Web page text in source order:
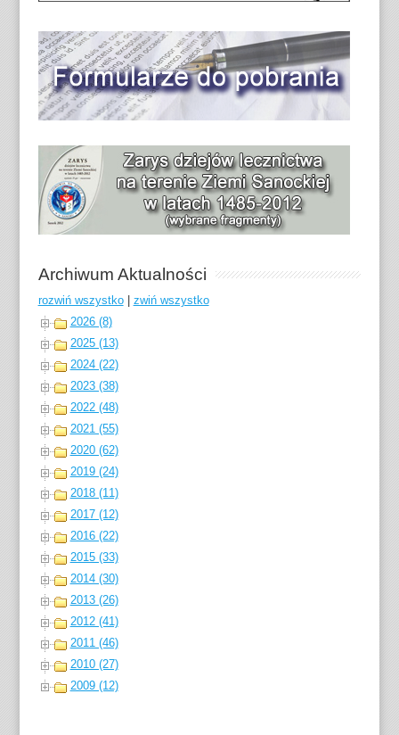
Archiwum Aktualności
rozwiń wszystko| zwiń wszystko
2026 (8)
2025 (13)
2024 (22)
2023 (38)
2022 (48)
2021 (55)
2020 (62)
2019 (24)
2018 (11)
2017 (12)
2016 (22)
2015 (33)
2014 (30)
2013 (26)
2012 (41)
2011 (46)
2010 (27)
2009 (12)